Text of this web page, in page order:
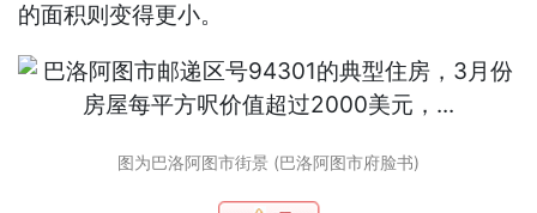
的面积则变得更小。
图为巴洛阿图市街景 (巴洛阿图市府脸书)